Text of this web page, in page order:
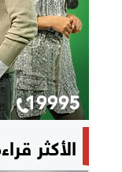
الأكثر